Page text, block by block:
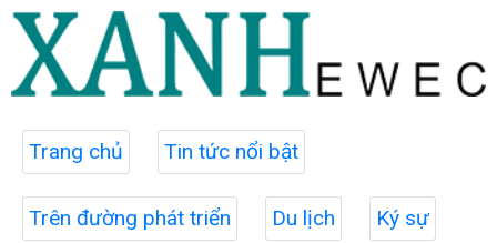
Trang chủ Tin tức nổi bật
Trên đường phát triển Du lịch Ký sự